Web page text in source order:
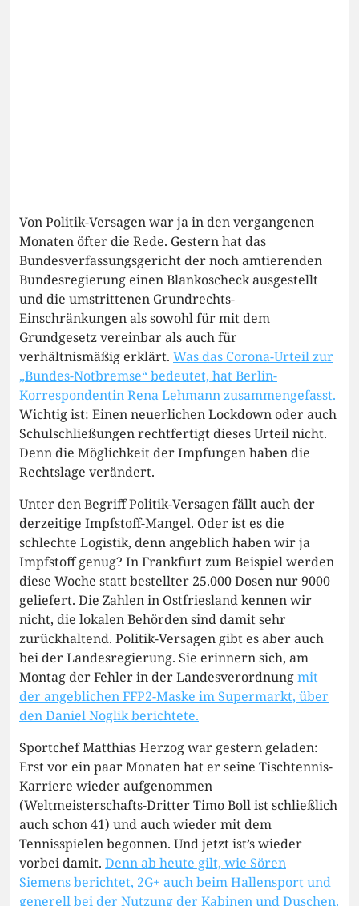
Von Politik-Versagen war ja in den vergangenen
Monaten öfter die Rede. Gestern hat das
Bundesverfassungsgericht der noch amtierenden
Bundesregierung einen Blankoscheck ausgestellt
und die umstrittenen Grundrechts-
Einschränkungen als sowohl für mit dem
Grundgesetz vereinbar als auch für
verhältnismäßig erklärt. Was das Corona-Urteil zur
„Bundes-Notbremse“ bedeutet, hat Berlin-
Korrespondentin Rena Lehmann zusammengefasst.
Wichtig ist: Einen neuerlichen Lockdown oder auch
Schulschließungen rechtfertigt dieses Urteil nicht.
Denn die Möglichkeit der Impfungen haben die
Rechtslage verändert.
Unter den Begriff Politik-Versagen fällt auch der
derzeitige Impfstoff-Mangel. Oder ist es die
schlechte Logistik, denn angeblich haben wir ja
Impfstoff genug? In Frankfurt zum Beispiel werden
diese Woche statt bestellter 25.000 Dosen nur 9000
geliefert. Die Zahlen in Ostfriesland kennen wir
nicht, die lokalen Behörden sind damit sehr
zurückhaltend. Politik-Versagen gibt es aber auch
bei der Landesregierung. Sie erinnern sich, am
Montag der Fehler in der Landesverordnungmit
der angeblichen FFP2-Maske im Supermarkt, über
den Daniel Noglik berichtete.
Sportchef Matthias Herzog war gestern geladen:
Erst vor ein paar Monaten hat er seine Tischtennis-
Karriere wieder aufgenommen
(Weltmeisterschafts-Dritter Timo Boll ist schließlich
auch schon 41) und auch wieder mit dem
Tennisspielen begonnen. Und jetzt ist’s wieder
vorbei damit. Denn ab heute gilt, wie Sören
Siemens berichtet, 2G+ auch beim Hallensport und
generell bei der Nutzung der Kabinen und Duschen.